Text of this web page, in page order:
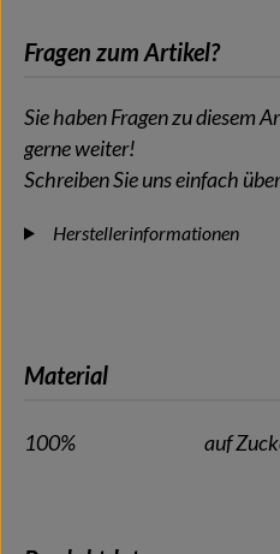
Fragen zum Artikel?
Sie haben Fragen zu diesem
gerne weiter!
Schreiben Sie uns einfach
Herstellerinformationen
Material
100% auf